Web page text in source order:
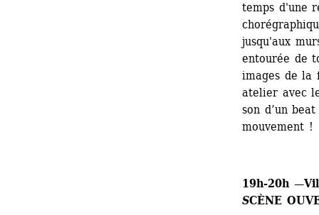
temps d'une
jusqu'aux
entourée de
images de la
atelier avec
son d’un
mouvement !
19h-20h
SCÈNE